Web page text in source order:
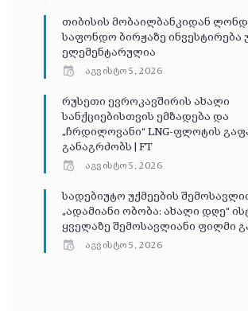
თიბისის მობაილბანკიდან
საფონდო ბირჟაზე ინვესტირება
ელემენტარულია
აგვისტო 5, 2026
რუსეთი ევროკავშირის ახალი
სანქციებისთვის ემზადება და
„ჩრდილოვანი“ LNG-ფლოტის
განაგრძობს | FT
აგვისტო 5, 2026
სადებიუტო უქმეების
„ადამიანი ობობა: ახალი დღე“
ყველაზე შემოსავლიანი ფილმი
აგვისტო 5, 2026